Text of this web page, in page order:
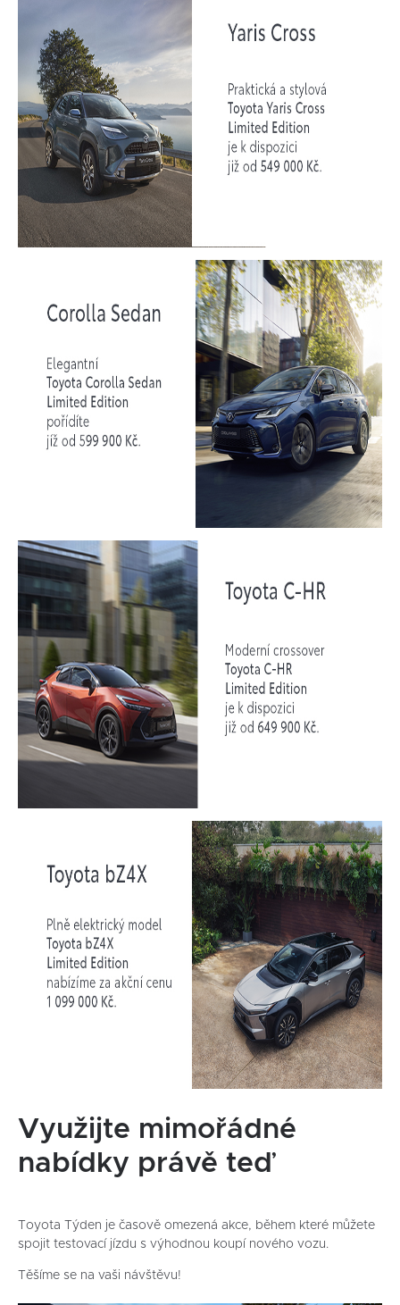
Využijte mimořádné
nabídky právě teď
Toyota Týden je časově omezená akce, během které můžete
spojit testovací jízdu s výhodnou koupí nového vozu.
Těšíme se na vaši návštěvu!